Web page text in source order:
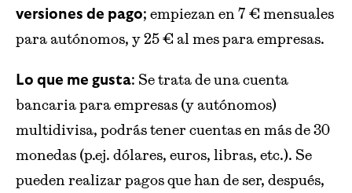
versiones de pago; empiezan en 7 € mensuales
para autónomos, y 25 € al mes para empresas.
Lo que me gusta: Se trata de una cuenta
bancaria para empresas (y autónomos)
multidivisa, podrás tener cuentas en más de 30
monedas (p.ej. dólares, euros, libras, etc.). Se
pueden realizar pagos que han de ser, después,